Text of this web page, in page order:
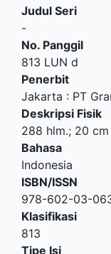
Judul Seri
-
No. Panggil
813 LUN d
Penerbit
Jakarta : PT
Deskripsi Fisik
288 hlm.; 20 cm
Bahasa
Indonesia
ISBN/ISSN
978-602-03-
Klasifikasi
813
Tipe Isi